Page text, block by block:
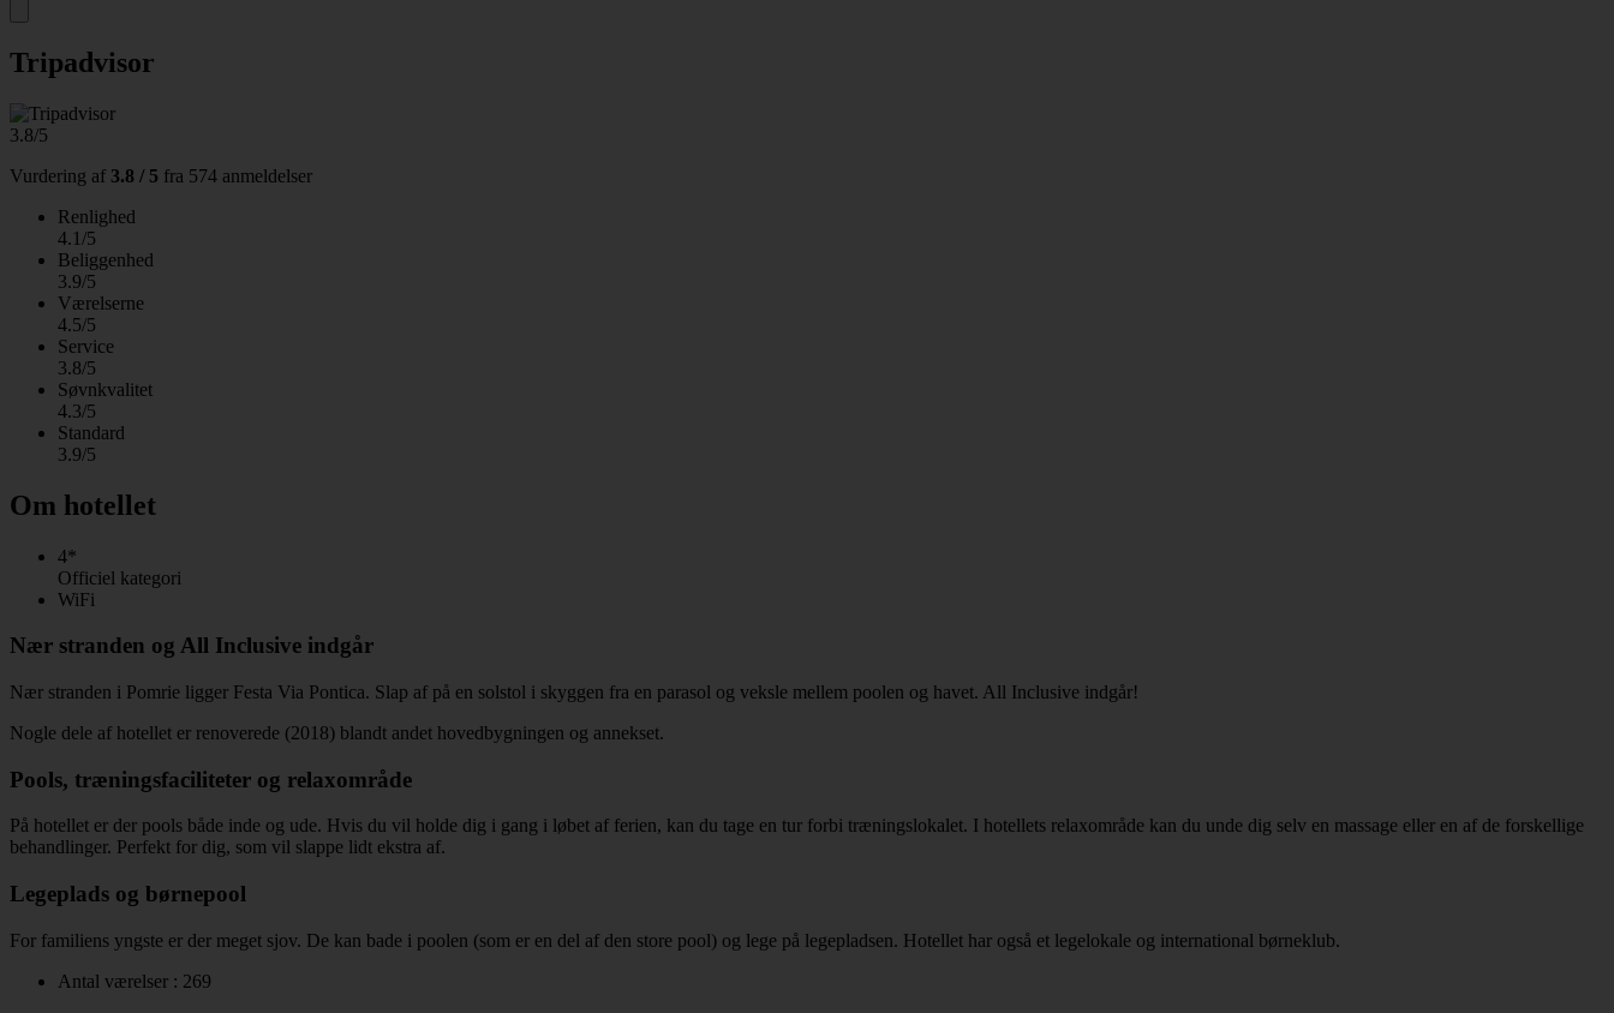
Tripadvisor
3.8/5
Vurdering af 3.8 / 5 fra 574 anmeldelser
Renlighed
4.1/5
Beliggenhed
3.9/5
Værelserne
4.5/5
Service
3.8/5
Søvnkvalitet
4.3/5
Standard
3.9/5
Om hotellet
4*
Officiel kategori
WiFi
Nær stranden og All Inclusive indgår
Nær stranden i Pomrie ligger Festa Via Pontica. Slap af på en solstol i skyggen fra en parasol og veksle mellem poolen og havet. All Inclusive indgår!
Nogle dele af hotellet er renoverede (2018) blandt andet hovedbygningen og annekset.
Pools, træningsfaciliteter og relaxområde
På hotellet er der pools både inde og ude. Hvis du vil holde dig i gang i løbet af ferien, kan du tage en tur forbi træningslokalet. I hotellets relaxområde kan du unde dig selv en massage eller en af de forskellige
behandlinger. Perfekt for dig, som vil slappe lidt ekstra af.
Legeplads og børnepool
For familiens yngste er der meget sjov. De kan bade i poolen (som er en del af den store pool) og lege på legepladsen. Hotellet har også et legelokale og international børneklub.
Antal værelser : 269